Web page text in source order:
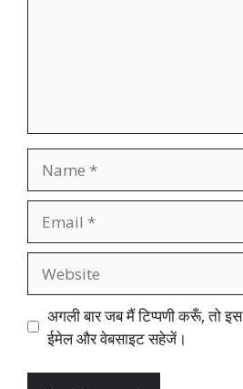
अगली बार जब मैं टिप्पणी करूँ, तो
ईमेल और वेबसाइट सहेजें।